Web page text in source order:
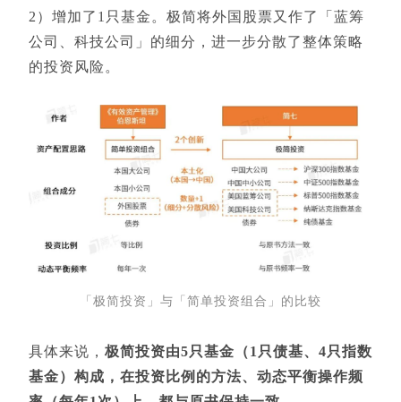
2）增加了1只基金。极简将外国股票又作了「蓝筹
公司、科技公司」的细分，进一步分散了整体策略
的投资风险。
「极简投资」与「简单投资组合」的比较
具体来说， 极简投资由5只基金（1只债基、4只指数
基金）构成，在投资比例的方法、动态平衡操作频